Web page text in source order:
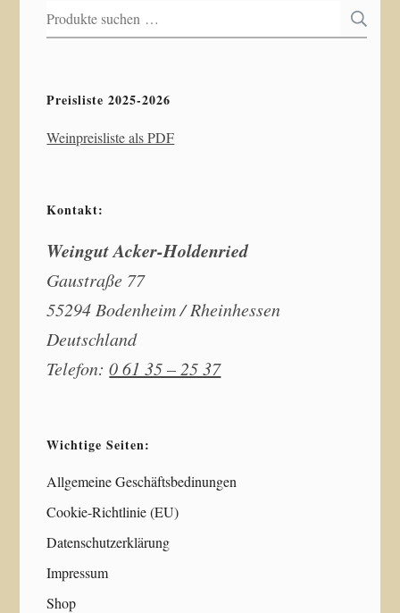
Suchen
nach:
Preisliste 2025-2026
Weinpreisliste als PDF
Kontakt:
Weingut Acker-Holdenried
Gaustraße 77
55294 Bodenheim / Rheinhessen
Deutschland
Telefon:0 61 35 – 25 37
Wichtige Seiten:
Allgemeine Geschäftsbedinungen
Cookie-Richtlinie (EU)
Datenschutzerklärung
Impressum
Shop